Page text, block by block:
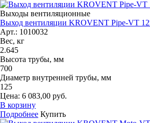
Выходы вентиляционные
Выход вентиляции KROVENT Pipe-VT
Арт.: 1010032
Вес, кг
2.645
Высота трубы, мм
700
Диаметр внутренней трубы, мм
125
Цена: 6 083,00 руб.
В корзину
Подробнее Купить